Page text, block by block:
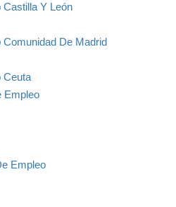
Y León
De Madrid
Ceuta
Empleo
Empleo